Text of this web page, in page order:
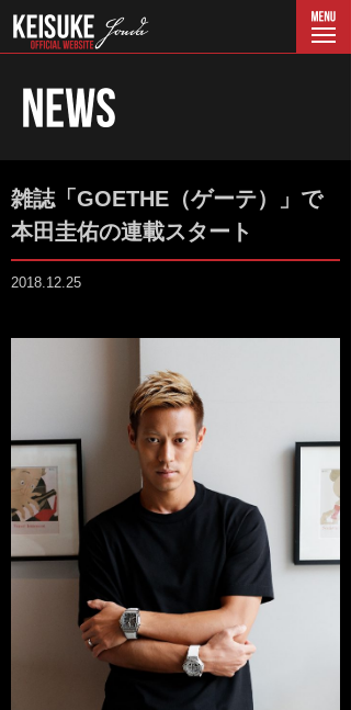
雑誌「GOETHE（ゲーテ）」で
本田圭佑の連載スタート
2018.12.25